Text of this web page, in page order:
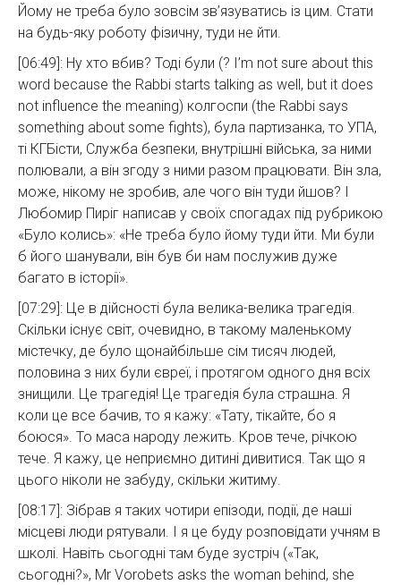
Йому не треба було зовсім зв’язуватись із цим. Стати
на будь-яку роботу фізичну, туди не йти.
[06:49]: Ну хто вбив? Тоді були (? I’m not sure about this
word because the Rabbi starts talking as well, but it does
not influence the meaning) колгоспи (the Rabbi says
something about some fights), була партизанка, то УПА,
ті КГБісти, Служба безпеки, внутрішні війська, за ними
полювали, а він згоду з ними разом працювати. Він зла,
може, нікому не зробив, але чого він туди йшов? І
Любомир Пиріг написав у своїх спогадах під рубрикою
«Було колись»: «Не треба було йому туди йти. Ми були
б його шанували, він був би нам послужив дуже
багато в історії».
[07:29]: ​​Це в дійсності була велика-велика трагедія.
Скільки існує світ, очевидно, в такому маленькому
містечку, де було щонайбільше сім тисяч людей,
половина з них були євреї, і протягом одного дня всіх
знищили. Це трагедія! Це трагедія була страшна. Я
коли це все бачив, то я кажу: «Тату, тікайте, бо я
боюся». То маса народу лежить. Кров тече, річкою
тече. Я кажу, це неприємно дитині дивитися. Так що я
цього ніколи не забуду, скільки житиму.
[08:17]: Зібрав я таких чотири епізоди, події, де наші
місцеві люди рятували. І я це буду розповідати учням в
школі. Навіть сьогодні там буде зустріч («Так,
сьогодні?», Mr Vorobets asks the woman behind, she